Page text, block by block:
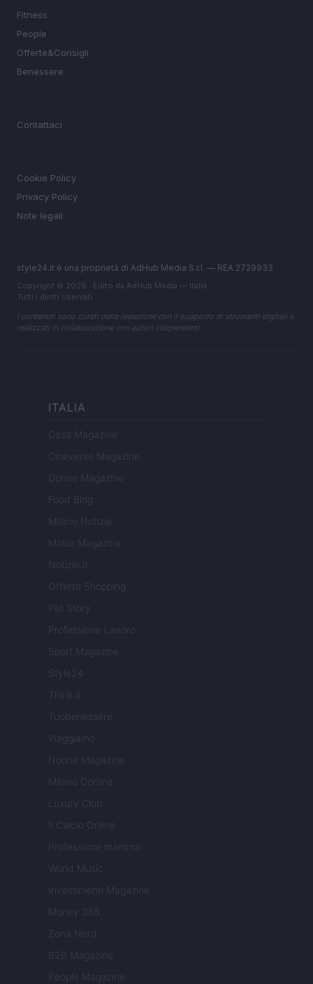
Fitness
People
Offerte&Consigli
Benessere
Contattaci
Cookie Policy
Privacy Policy
Note legali
style24.it è una proprietà di AdHub Media S.r.l. — REA 2729933
Copyright © 2026 · Edito da AdHub Media — Italia
Tutti i diritti riservati
I contenuti sono curati dalla redazione con il supporto di strumenti digitali e
realizzati in collaborazione con autori indipendenti.
ITALIA
Casa Magazine
Cineverse Magazine
Donne Magazine
Food Blog
Milano Notizie
Motor Magazine
Notizie.it
Offerte Shopping
Pet Story
Professione Lavoro
Sport Magazine
Style24
Think.it
Tuobenessere
Viaggiamo
Nonne Magazine
Milano Cortina
Luxury Club
Il Calcio Online
Professione mamma
World Music
Investimenti Magazine
Money 365
Zona Nerd
B2B Magazine
People Magazine